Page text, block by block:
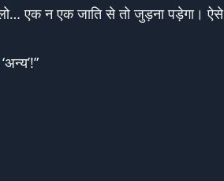
एक न एक जाति से तो जुड़ना पड़ेगा। ऐसे